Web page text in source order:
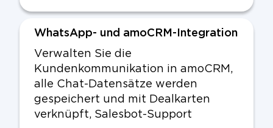
WhatsApp- und amoCRM-Integration
Verwalten Sie die
Kundenkommunikation in amoCRM,
alle Chat-Datensätze werden
gespeichert und mit Dealkarten
verknüpft, Salesbot-Support